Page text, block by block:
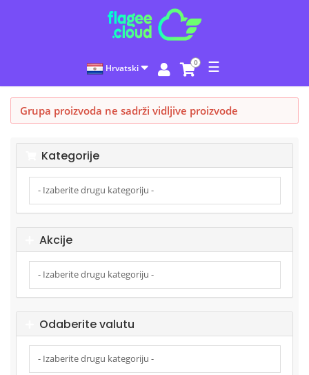
Hrvatski 0 ☰
Grupa proizvoda ne sadrži vidljive proizvode
Kategorije
Akcije
Odaberite valutu